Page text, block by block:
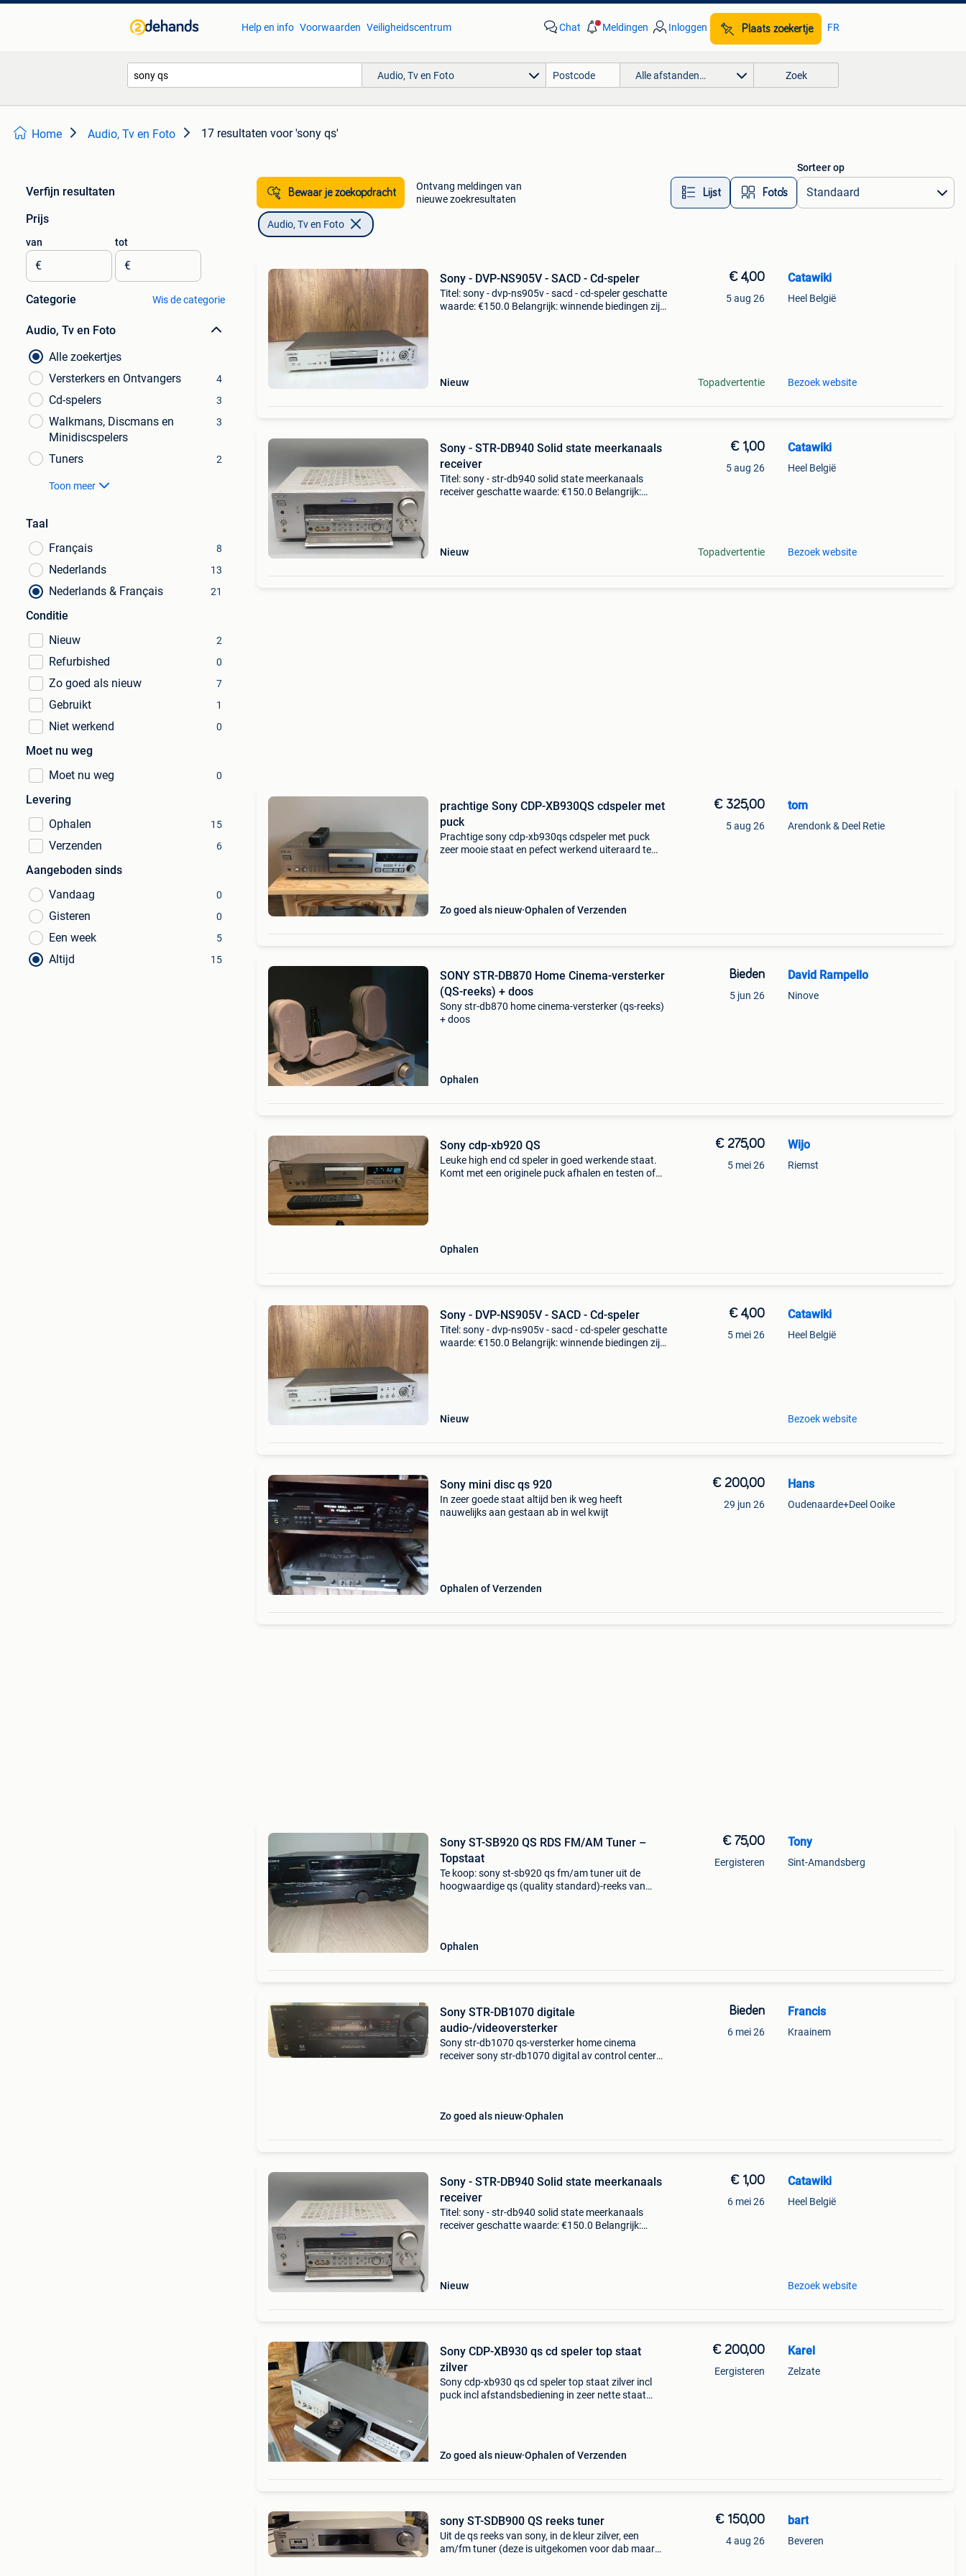
Help en info Voorwaarden Veiligheidscentrum Chat Meldingen Inloggen Plaats zoekertje FR
Audio, Tv en Foto Alle afstanden… Zoek
Home Audio, Tv en Foto 17 resultaten voor 'sony qs'
Verfijn resultaten
Prijs
van
€
tot
€
Categorie Wis de categorie
Audio, Tv en Foto
Alle zoekertjes
Versterkers en Ontvangers
4
Cd-spelers 3
Walkmans, Discmans en
Minidiscspelers
3
Tuners 2
Toon meer
Taal
Français
8
Nederlands 13
Nederlands & Français 21
Conditie
Nieuw
2
Refurbished 0
Zo goed als nieuw 7
Gebruikt 1
Niet werkend 0
Moet nu weg
Moet nu weg
0
Levering
Ophalen
15
Verzenden 6
Aangeboden sinds
Vandaag
0
Gisteren 0
Een week 5
Altijd 15
Bewaar je zoekopdracht
Ontvang meldingen van
nieuwe zoekresultaten
Lijst Foto’s
Sorteer op
Audio, Tv en Foto
Sony - DVP-NS905V - SACD - Cd-speler
Titel: sony - dvp-ns905v - sacd - cd-speler geschatte
waarde: €150.0 Belangrijk: winnende biedingen zijn
Nieuw
€ 4,00
5 aug 26
Topadvertentie
Catawiki
Heel België
Bezoek website
Sony - STR-DB940 Solid state meerkanaals
receiver
Titel: sony - str-db940 solid state meerkanaals
receiver geschatte waarde: €150.0 Belangrijk:
Nieuw
€ 1,00
5 aug 26
Topadvertentie
Catawiki
Heel België
Bezoek website
prachtige Sony CDP-XB930QS cdspeler met
puck
Prachtige sony cdp-xb930qs cdspeler met puck
zeer mooie staat en pefect werkend uiteraard te
Zo goed als nieuw Ophalen of Verzenden
€ 325,00
5 aug 26
tom
Arendonk & Deel Retie
SONY STR-DB870 Home Cinema-versterker
(QS-reeks) + doos
Sony str-db870 home cinema-versterker (qs-reeks)
+ doos
Ophalen
Bieden
5 jun 26
David Rampello
Ninove
Sony cdp-xb920 QS
Leuke high end cd speler in goed werkende staat.
Komt met een originele puck afhalen en testen of
Ophalen
€ 275,00
5 mei 26
Wijo
Riemst
Sony - DVP-NS905V - SACD - Cd-speler
Titel: sony - dvp-ns905v - sacd - cd-speler geschatte
waarde: €150.0 Belangrijk: winnende biedingen zijn
Nieuw
€ 4,00
5 mei 26
Catawiki
Heel België
Bezoek website
Sony mini disc qs 920
In zeer goede staat altijd ben ik weg heeft
nauwelijks aan gestaan ab in wel kwijt
Ophalen of Verzenden
€ 200,00
29 jun 26
Hans
Oudenaarde+Deel Ooike
Sony ST-SB920 QS RDS FM/AM Tuner –
Topstaat
Te koop: sony st-sb920 qs fm/am tuner uit de
hoogwaardige qs (quality standard)-reeks van
Ophalen
€ 75,00
Eergisteren
Tony
Sint-Amandsberg
Sony STR-DB1070 digitale
audio-/videoversterker
Sony str-db1070 qs-versterker home cinema
receiver sony str-db1070 digital av control center
Zo goed als nieuw Ophalen
Bieden
6 mei 26
Francis
Kraainem
Sony - STR-DB940 Solid state meerkanaals
receiver
Titel: sony - str-db940 solid state meerkanaals
receiver geschatte waarde: €150.0 Belangrijk:
Nieuw
€ 1,00
6 mei 26
Catawiki
Heel België
Bezoek website
Sony CDP-XB930 qs cd speler top staat
zilver
Sony cdp-xb930 qs cd speler top staat zilver incl
puck incl afstandsbediening in zeer nette staat
Zo goed als nieuw Ophalen of Verzenden
€ 200,00
Eergisteren
Karel
Zelzate
sony ST-SDB900 QS reeks tuner
Uit de qs reeks van sony, in de kleur zilver, een
am/fm tuner (deze is uitgekomen voor dab maar
€ 150,00
4 aug 26
bart
Beveren